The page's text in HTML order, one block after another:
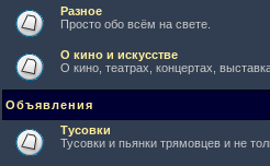
Разное
Просто обо всём на свете.
О кино и искусстве
О кино, театрах, концертах,
Объявления
Тусовки
Тусовки и пьянки трямовцев и не